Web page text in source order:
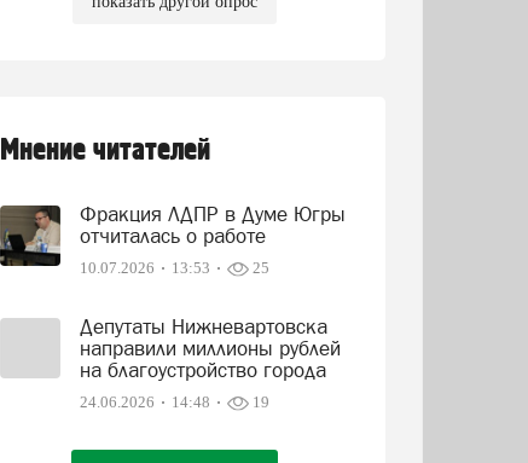
Мнение читателей
Фракция ЛДПР в Думе Югры
отчиталась о работе
10.07.2026 13:53 25
Депутаты Нижневартовска
направили миллионы рублей
на благоустройство города
24.06.2026 14:48 19